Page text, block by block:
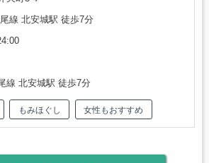
線 北安城駅 徒歩7分
線 北安城駅 徒歩7分
もみほぐし 女性もおすすめ